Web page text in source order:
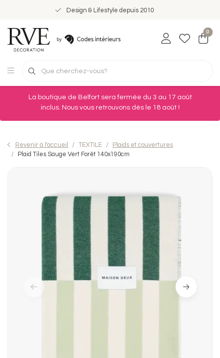
Design & Lifestyle depuis 2010
0
La boutique de Belfort sera fermée du 3 au 17 août
inclus. Nous vous retrouvons dès le 18 août !
Revenir à l'accueil TEXTILE
Plaids et couvertures
Plaid Tiles Sauge Vert Forêt 140x190cm